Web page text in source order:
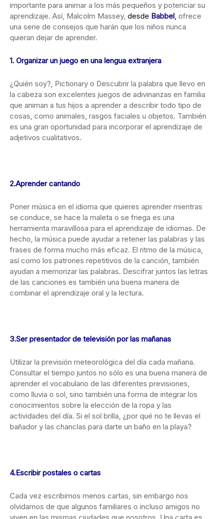
importante para animar a los más pequeños y potenciar su
aprendizaje. Así, Malcolm Massey, desde Babbel, ofrece
una serie de consejos que harán que los niños nunca
quieran dejar de aprender.
1. Organizar un juego en una lengua extranjera
¿Quién soy?, Pictionary o Descubrir la palabra que llevo en
la cabeza son excelentes juegos de adivinanzas en familia
que animan a tus hijos a aprender a describir todo tipo de
cosas, como animales, rasgos faciales u objetos. También
es una gran oportunidad para incorporar el aprendizaje de
adjetivos cualitativos.
2.Aprender cantando
Poner música en el idioma que quieres aprender mientras
se conduce, se hace la maleta o se friega es una
herramienta maravillosa para el aprendizaje de idiomas. De
hecho, la música puede ayudar a retener las palabras y las
frases de forma mucho más eficaz. El ritmo de la música,
así como los patrones repetitivos de la canción, también
ayudan a memorizar las palabras. Descifrar juntos las letras
de las canciones es también una buena manera de
combinar el aprendizaje oral y la lectura.
3.Ser presentador de televisión por las mañanas
Utilizar la previsión meteorológica del día cada mañana.
Consultar el tiempo juntos no sólo es una buena manera de
aprender el vocabulario de las diferentes previsiones,
como lluvia o sol, sino también una forma de integrar los
conocimientos sobre la elección de la ropa y las
actividades del día. Si el sol brilla, ¿por qué no te llevas el
bañador y las chanclas para darte un baño en la playa?
4.Escribir postales o cartas
Cada vez escribimos menos cartas, sin embargo nos
olvidamos de que algunos familiares o incluso amigos no